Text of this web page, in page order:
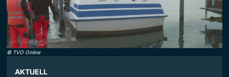
© TVO Online
AKTUELL